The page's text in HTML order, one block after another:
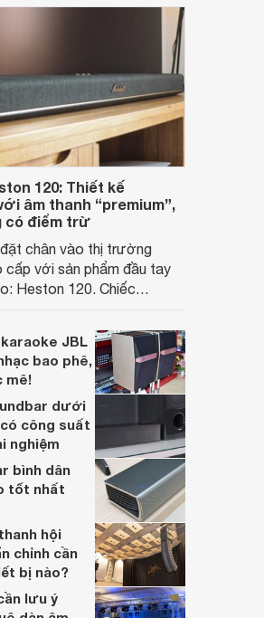
Cáp Displayport to Displayport
Ugreen UG-10244 1m
Giá từ 104.500 đ
120: Thiết kế
với âm thanh “premium”,
có điểm trừ
chân vào thị trường
cấp với sản phẩm đầu tay
Heston 120. Chiếc
dạng, mà còn ghi điểm nhờ
cùng cấu trúc âm thanh
JBL
bao phê,
mê!
dưới
công suất
nghiệm
bình dân
tốt nhất
hội
chỉnh cần
bị nào?
lưu ý